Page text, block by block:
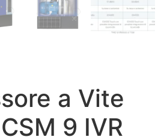
a Vite
9 IVR